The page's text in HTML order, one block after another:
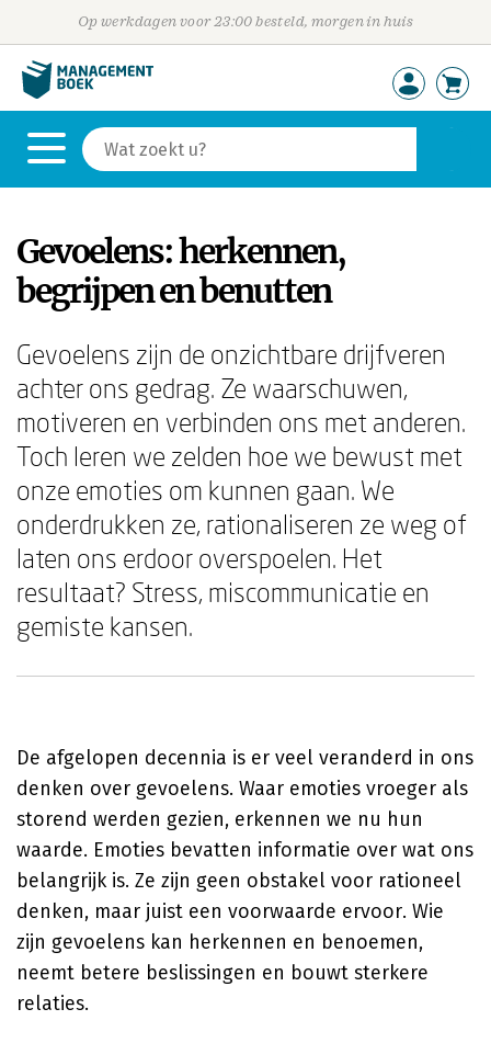
Op werkdagen voor 23:00 besteld, morgen in huis
Gevoelens: herkennen,
begrijpen en benutten
Gevoelens zijn de onzichtbare drijfveren
achter ons gedrag. Ze waarschuwen,
motiveren en verbinden ons met anderen.
Toch leren we zelden hoe we bewust met
onze emoties om kunnen gaan. We
onderdrukken ze, rationaliseren ze weg of
laten ons erdoor overspoelen. Het
resultaat? Stress, miscommunicatie en
gemiste kansen.
De afgelopen decennia is er veel veranderd in ons
denken over gevoelens. Waar emoties vroeger als
storend werden gezien, erkennen we nu hun
waarde. Emoties bevatten informatie over wat ons
belangrijk is. Ze zijn geen obstakel voor rationeel
denken, maar juist een voorwaarde ervoor. Wie
zijn gevoelens kan herkennen en benoemen,
neemt betere beslissingen en bouwt sterkere
relaties.